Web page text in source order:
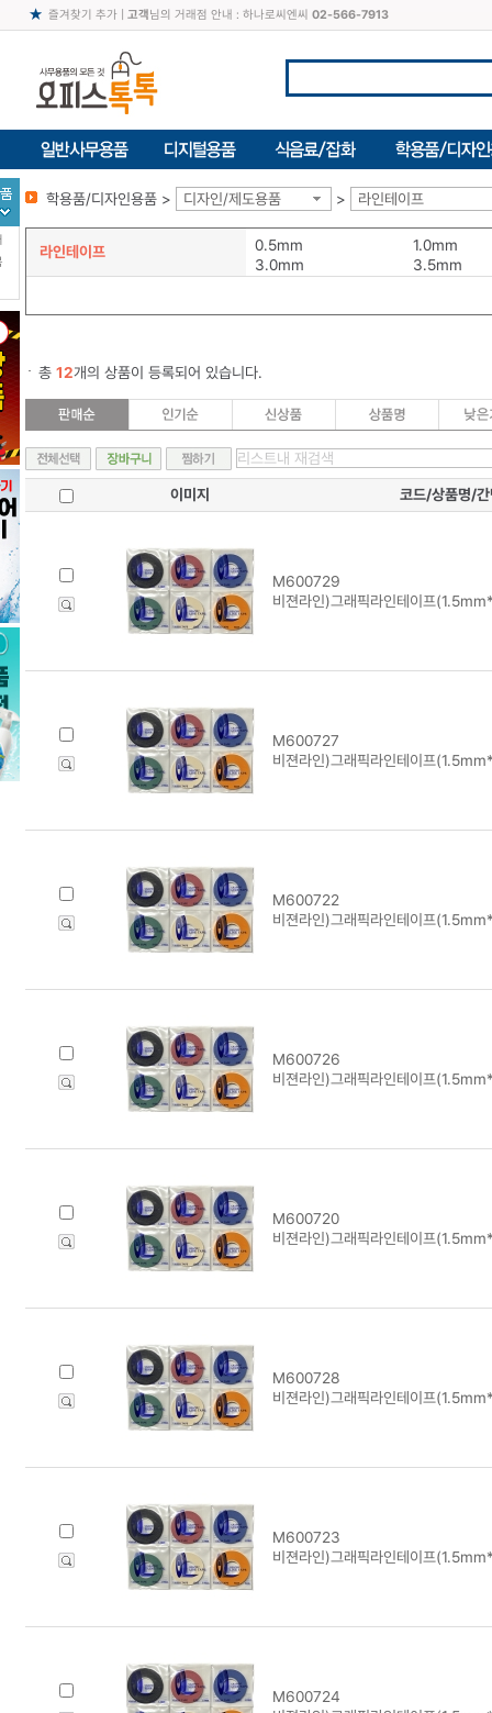
즐겨찾기 추가| 고객님의 거래점 안내 : 하나로씨엔씨 02-566-7913
학용품/디자인용품 > 디자인/제도용품 > 라인테이프
라인테이프 0.5mm
1.0mm
3.0mm
3.5mm
총 12개의 상품이 등록되어 있습니다.
이미지 코드/상품명/간
M600729
비젼라인)그래픽라인테이프
M600727
비젼라인)그래픽라인테이프
M600722
비젼라인)그래픽라인테이프
M600726
비젼라인)그래픽라인테이프
M600720
비젼라인)그래픽라인테이프
M600728
비젼라인)그래픽라인테이프
M600723
비젼라인)그래픽라인테이프
M600724